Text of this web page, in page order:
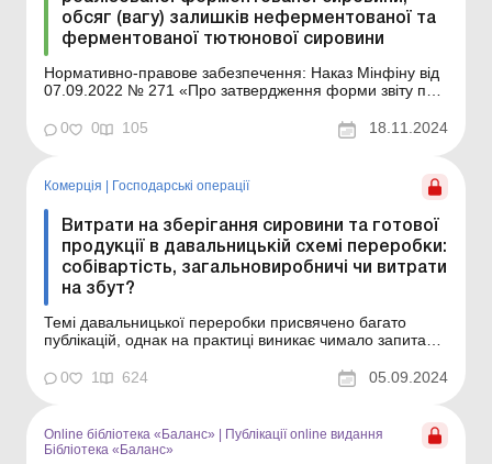
обсяг (вагу) залишків неферментованої та
ферментованої тютюнової сировини
Нормативно-правове забезпечення: Наказ Мінфіну від
07.09.2022 № 271 «Про затвердження форми звіту про
тютюнової сировини, обсяги придбаної тютюнової
сировини в осіб, які виробляють тютюнову сировину на
0 0 105 18.11.2024
Комерція | Господарські операції
Витрати на зберігання сировини та готової
продукції в давальницькій схемі переробки:
собівартість, загальновиробничі чи витрати
на збут?
Темі давальницької переробки присвячено багато
публікацій, однак на практиці виникає чимало запитань.
витрат на зберігання у давальницькій схемі переробки:
що входить до витрат на зберігання та «чиї» це витрати
0 1 624 05.09.2024
Online бібліотека «Баланс»
Публікації online видання
Бібліотека «Баланс»